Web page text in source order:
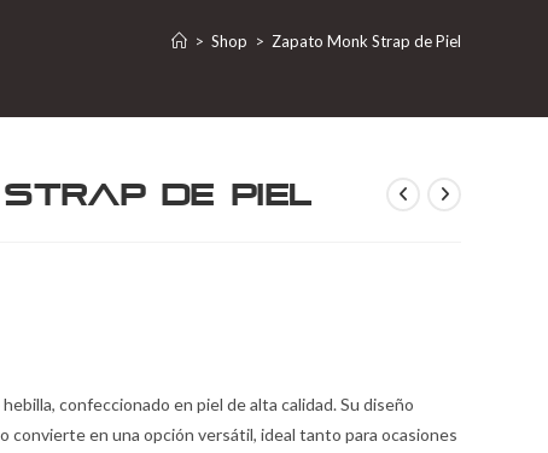
> Shop > Zapato Monk Strap de Piel
de Piel
confeccionado en piel de alta calidad. Su diseño
convierte en una opción versátil, ideal tanto para ocasiones